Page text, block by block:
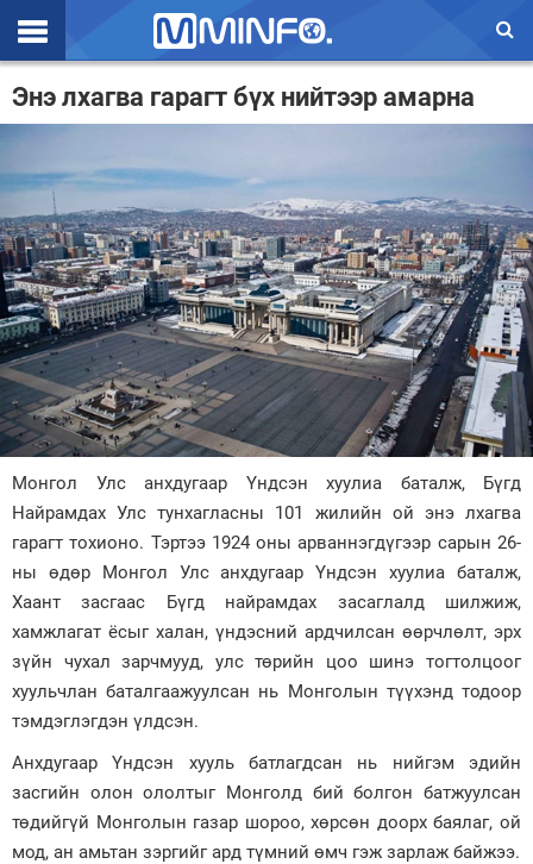
Эхлэл
Цаг агаар
Валют ханш
Улс төр
Эдийн засаг
Үзэл бодол
Спорт
Нийгэм
Дэлхий
Энтертайнмэнт
Зурхай
Энэ лхагва гарагт бүх нийтээр амарна
Монгол Улс анхдугаар Үндсэн хуулиа баталж, Бүгд
Найрамдах Улс тунхагласны 101 жилийн ой энэ лхагва
гарагт тохионо. Тэртээ 1924 оны арваннэгдүгээр сарын 26-
ны өдөр Монгол Улс анхдугаар Үндсэн хуулиа баталж,
Хаант засгаас Бүгд найрамдах засаглалд шилжиж,
хамжлагат ёсыг халан, үндэсний ардчилсан өөрчлөлт, эрх
зүйн чухал зарчмууд, улс төрийн цоо шинэ тогтолцоог
хуульчлан баталгаажуулсан нь Монголын түүхэнд тодоор
тэмдэглэгдэн үлдсэн.
Анхдугаар Үндсэн хууль батлагдсан нь нийгэм эдийн
засгийн олон ололтыг Монголд бий болгон батжуулсан
төдийгүй Монголын газар шороо, хөрсөн доорх баялаг, ой
мод, ан амьтан зэргийг ард түмний өмч гэж зарлаж байжээ.